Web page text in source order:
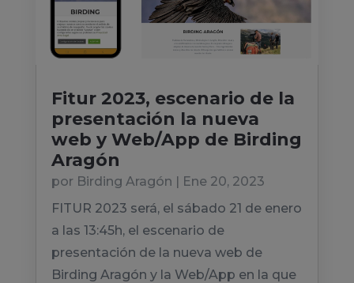
Fitur 2023, escenario de la
presentación la nueva
web y Web/App de Birding
Aragón
por Birding Aragón | Ene 20, 2023
FITUR 2023 será, el sábado 21 de enero
a las 13:45h, el escenario de
presentación de la nueva web de
Birding Aragón y la Web/App en la que